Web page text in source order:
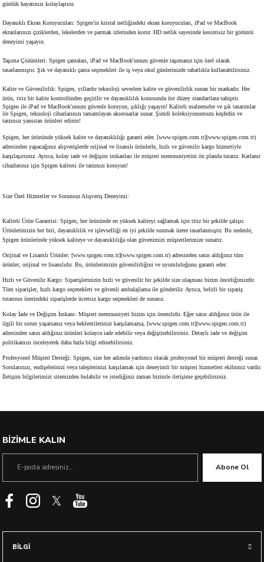
günlük hayatınızı kolaylaştırır.
Dayanıklı Ekran Koruyucuları: Spigen'in kristal netliğindeki ekran koruyucuları, iPad ve MacBook
ekranlarınızı çiziklerden, lekelerden ve parmak izlerinden korur. HD netlik sayesinde kesintisiz bir görüntü
deneyimi yaşayın.
Taşıma Çözümleri: Spigen çantaları, iPad ve MacBook'unuzu güvenle taşımanız için özel olarak
tasarlanmıştır. Şık ve dayanıklı çanta seçenekleri ile iş veya okul günlerinizde rahatlıkla kullanabilirsiniz.
Kalite ve Güvenilirlik: Spigen, yıllardır teknoloji severlere kalite ve güvenilirlik sunan bir markadır. Her
ürün, titiz bir kalite kontrolünden geçirilir ve dayanıklılık konusunda üst düzey standartlara sahiptir.
Spigen ile iPad ve MacBook'unuzu güvenle koruyun, şıklığı yaşayın! Kaliteli malzemeler ve şık tasarımlar
ile Spigen, teknoloji cihazlarınızı tamamlayan aksesuarlar sunar. Şimdi koleksiyonumuzu keşfedin ve
tarzınızı yansıtan ürünleri edinin!
Spigen, her ürününde yüksek kalite ve dayanıklılığı garanti eder. [www.spigen.com.tr](www.spigen.com.tr)
adresinden yapacağınız alışverişlerde orijinal ve lisanslı ürünlerle, hızlı ve güvenilir kargo hizmetiyle
karşılaşırsınız. Ayrıca, kolay iade ve değişim imkanları ile müşteri memnuniyetini ön planda tutarız. Katlanır
cihazlarınız için Spigen kalitesi ile tarzınızı koruyun!
Size Özel Hizmetler ve Sorunsuz Alışveriş Deneyimi:
Kaliteli Ürün Garantisi: Spigen, her ürününde en yüksek kaliteyi sağlamak için titiz bir şekilde çalışır.
Ürünlerimizin her biri, dayanıklılık ve işlevselliği en iyi şekilde sunmak üzere tasarlanmıştır. Bu nedenle,
Spigen ürünlerinde yüksek kaliteye ve dayanıklılığa olan güvenimizi müşterilerimize sunarız.
Orijinal ve Lisanslı Ürünler: [www.spigen.com.tr](www.spigen.com.tr) adresinden satın aldığınız tüm
ürünler, orijinal ve lisanslıdır. Bu, ürünlerimizin güvenilirliğini ve uyumluluğunu garanti eder.
Hızlı ve Güvenilir Kargo: Siparişlerinizin hızlı ve güvenilir bir şekilde size ulaşması bizim önceliğimizdir.
Tüm siparişler, hızlı kargo seçenekleri ve güvenli ambalajlama ile gönderilir. Ayrıca, belirli bir sipariş
tutarının üzerindeki siparişlerde ücretsiz kargo seçenekleri de sunarız.
Kolay İade ve Değişim İmkanı: Müşteri memnuniyeti bizim için önemlidir. Eğer satın aldığınız ürün ile
ilgili bir sorun yaşarsanız veya beklentilerinizi karşılamazsa, [www.spigen.com.tr](www.spigen.com.tr)
adresinden satın aldığınız ürünleri kolayca iade edebilir veya değiştirebilirsiniz. Detaylı iade ve değişim
politikamızı inceleyerek daha fazla bilgi edinebilirsiniz.
Profesyonel Müşteri Desteği: Spigen, size her adımda yardımcı olacak profesyonel bir müşteri desteği sunar.
Sorularınızı, endişelerinizi veya taleplerinizi karşılamak için deneyimli bir müşteri hizmetleri ekibimiz vardır.
İletişim bilgilerimizi sitemizden bulabilir ve istediğiniz zaman bizimle iletişime geçebilirsiniz.
BİZİMLE KALIN
Abone Ol
BİLGİ